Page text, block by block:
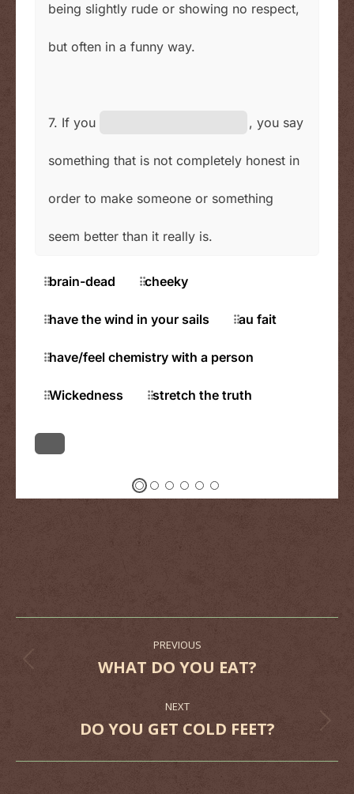
navigation
PREVIOUS
Previous
WHAT DO YOU EAT?
NEXT
Next
DO YOU GET COLD FEET?